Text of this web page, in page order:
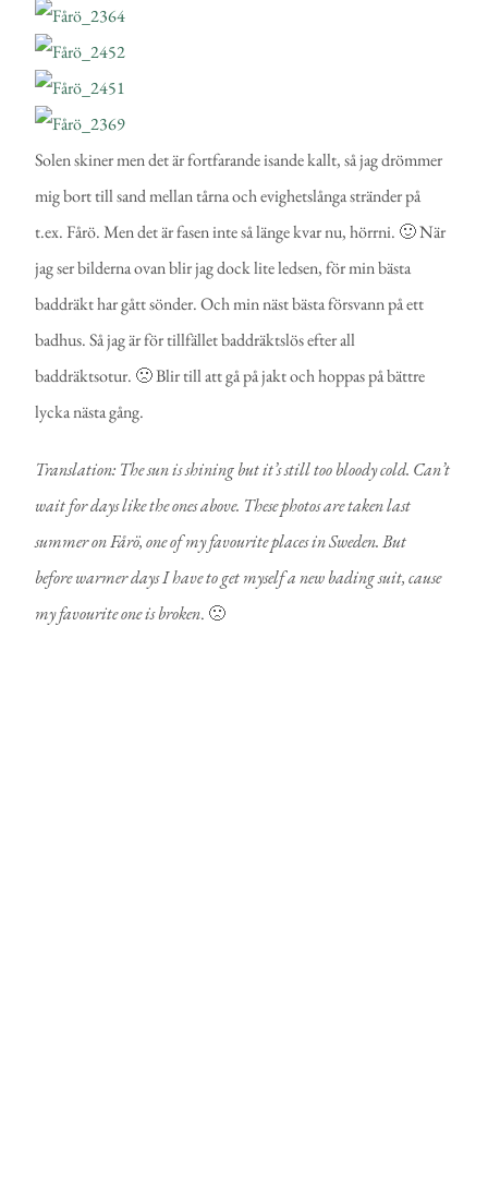
Solen skiner men det är fortfarande isande kallt, så jag drömmer
mig bort till sand mellan tårna och evighetslånga stränder på
t.ex. Fårö. Men det är fasen inte så länge kvar nu, hörrni. 🙂 När
jag ser bilderna ovan blir jag dock lite ledsen, för min bästa
baddräkt har gått sönder. Och min näst bästa försvann på ett
badhus. Så jag är för tillfället baddräktslös efter all
baddräktsotur. 🙁 Blir till att gå på jakt och hoppas på bättre
lycka nästa gång.
Translation: The sun is shining but it’s still too bloody cold. Can’t
wait for days like the ones above. These photos are taken last
summer on Fårö, one of my favourite places in Sweden. But
before warmer days I have to get myself a new bading suit, cause
my favourite one is broken. 🙁